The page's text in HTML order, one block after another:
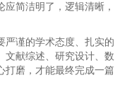
简洁明了，逻辑清晰，
严谨的学术态度、扎实的
文献综述、研究设计、数
打磨，才能最终完成一篇